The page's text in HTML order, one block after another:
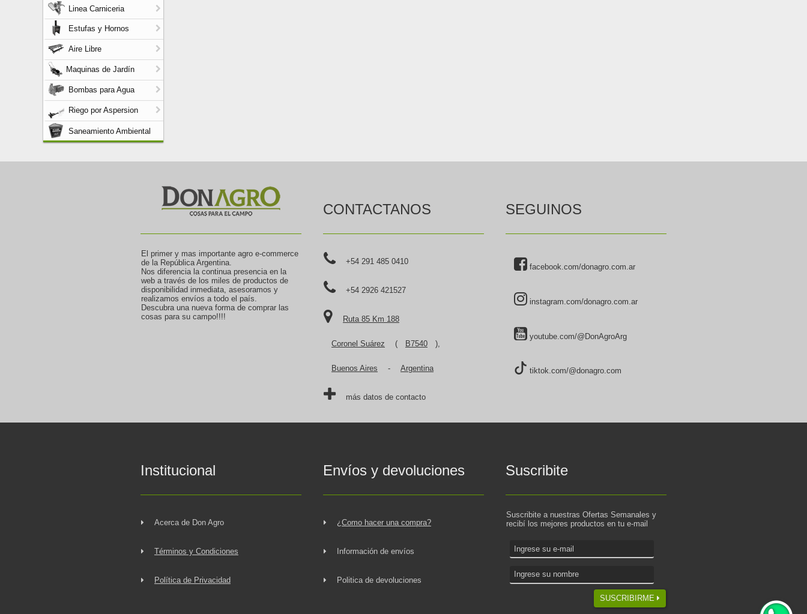
Linea Carniceria
Estufas y Hornos
Aire Libre
Maquinas de Jardín
Bombas para Agua
Riego por Aspersion
Saneamiento Ambiental
El primer y mas importante agro e-commerce
de la República Argentina.
Nos diferencia la continua presencia en la
web a través de los miles de productos de
disponibilidad inmediata, asesoramos y
realizamos envíos a todo el país.
Descubra una nueva forma de comprar las
cosas para su campo!!!!
CONTACTANOS
+54 291 485 0410
+54 2926 421527
Ruta 85 Km 188
Coronel Suárez ( B7540 ),
Buenos Aires - Argentina
más datos de contacto
SEGUINOS
facebook.com/donagro.com.ar
instagram.com/donagro.com.ar
youtube.com/@DonAgroArg
tiktok.com/@donagro.com
Institucional
Acerca de Don Agro
Términos y Condiciones
Política de Privacidad
Envíos y devoluciones
¿Como hacer una compra?
Información de envíos
Politica de devoluciones
Suscribite
Suscribite a nuestras Ofertas Semanales y
recibí los mejores productos en tu e-mail
SUSCRIBIRME